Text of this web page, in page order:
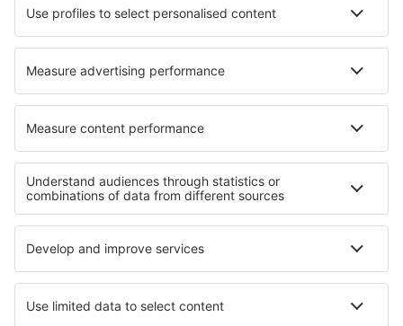
easyJet
Lufthansa
KLM
O eSky
Všeobecné podmínky
Moje rezervace
Politika ochrany soukromí
Podpora a kontakt